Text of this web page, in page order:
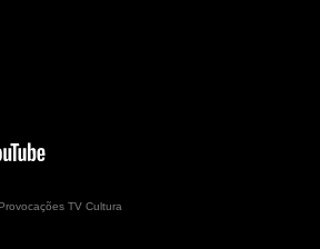
TV Cultura